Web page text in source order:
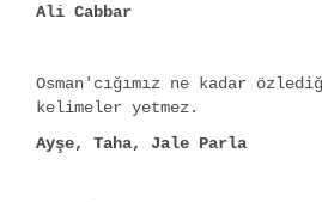
Ali Cabbar
Osman'cığımız ne kadar
kelimeler yetmez.
Ayşe, Taha, Jale Parla